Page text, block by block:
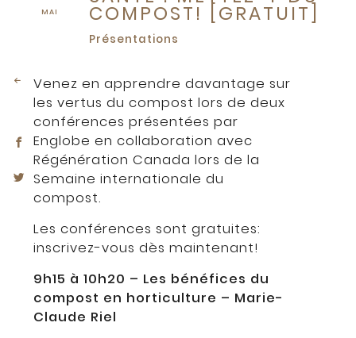
MAI COMPOST! [GRATUIT]
Présentations
Venez en apprendre davantage sur
les vertus du compost lors de deux
conférences présentées par
Englobe en collaboration avec
Régénération Canada lors de la
Semaine internationale du
compost.
Les conférences sont gratuites:
inscrivez-vous dès maintenant!
9h15 à 10h20 – Les bénéfices du
compost en horticulture – Marie-
Claude Riel